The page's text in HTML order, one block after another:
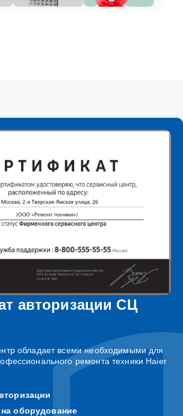
авторизации СЦ
обладает всеми необходимыми для
ремонта техники Haier
оборудование